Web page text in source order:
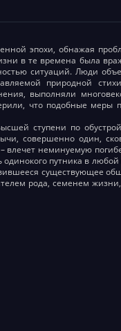
эпохи, обнажая
в те времена была
ситуаций. Люди
природной
выполняли
что подобные меры
ступени по
совершенно один,
влечет неминуемую
путника в
существующее
рода, семенем